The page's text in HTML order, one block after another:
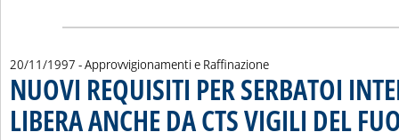
20/11/1997 - Approvvigionamenti e Raffinazione
NUOVI REQUISITI PER SERBATOI
LIBERA ANCHE DA CTS VIGILI DEL